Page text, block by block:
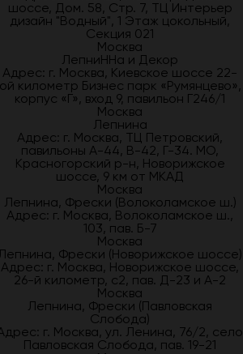
шоссе, Дом. 58, Стр. 7, ТЦ Интерьер
дизайн "Водный", 1 Этаж цокольный,
Секция 021
Москва
ЛепниННа и Декор
Адрес: г. Москва, Киевское шоссе 22-
километр Бизнес парк «Румянцево»,
корпус «Г», вход 9, павильон Г246/1
Москва
Лепнина
Адрес: г. Москва, ТЦ Петровский,
павильоны А-44, В-42, Г-34. МО,
Красногорский р-н, Новорижское
шоссе, 9 км от МКАД
Москва
Лепнина, Фрески (Волоколамское ш.)
Адрес: г. Москва, Волоколамское ш.,
103, пав. Б-7
Москва
Фрески (Новорижское шоссе)
Адрес: г. Москва, Новорижское шоссе,
26-й километр, с2, пав. Д-23 и А-2
Москва
Лепнина, Фрески (Павловская
Слобода)
г. Москва, ул. Ленина, 76/2, село
Павловская Слобода, пав. 19-21